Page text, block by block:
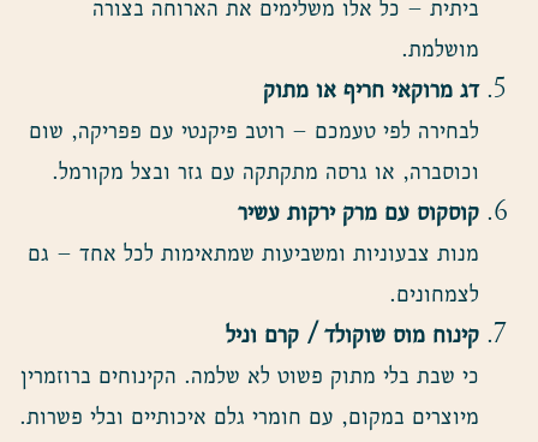
ביתית – כל אלו משלימים את הארוחה בצורה
מושלמת.
דג מרוקאי חריף או מתוק
לבחירה לפי טעמכם – רוטב פיקנטי עם פפריקה, שום
וכוסברה, או גרסה מתקתקה עם גזר ובצל מקורמל.
קוסקוס עם מרק ירקות עשיר
מנות צבעוניות ומשביעות שמתאימות לכל אחד – גם
לצמחונים.
קינוח מוס שוקולד / קרם וניל
כי שבת בלי מתוק פשוט לא שלמה. הקינוחים ברוזמרין
מיוצרים במקום, עם חומרי גלם איכותיים ובלי פשרות.